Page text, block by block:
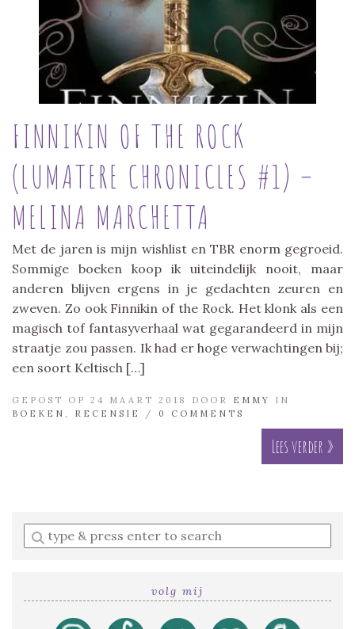
FINNIKIN OF THE ROCK
(LUMATERE CHRONICLES #1) –
MELINA MARCHETTA
Met de jaren is mijn wishlist en TBR enorm gegroeid.
Sommige boeken koop ik uiteindelijk nooit, maar
anderen blijven ergens in je gedachten zeuren en
zweven. Zo ook Finnikin of the Rock. Het klonk als een
magisch tof fantasyverhaal wat gegarandeerd in mijn
straatje zou passen. Ik had er hoge verwachtingen bij;
een soort Keltisch […]
GEPOST OP 24 MAART 2018 DOOR EMMY
IN
BOEKEN
RECENSIE / 0 COMMENTS
Lees verder »
Enter
a
volg mij